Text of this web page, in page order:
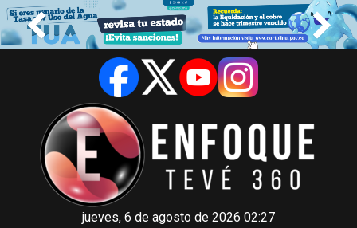
jueves, 6 de agosto de 2026 02:27